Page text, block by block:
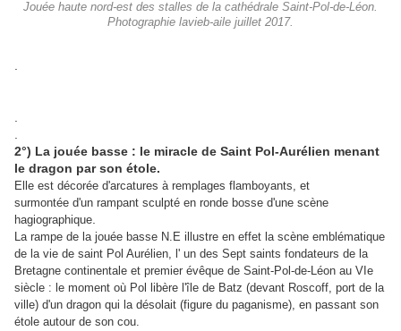
Jouée haute nord-est des stalles de la cathédrale Saint-Pol-de-Léon.
Photographie lavieb-aile juillet 2017.
.
.
.
2°) La jouée basse : le miracle de Saint Pol-Aurélien menant
le dragon par son étole.
Elle est décorée d'arcatures à remplages flamboyants, et
surmontée d'un rampant sculpté en ronde bosse d'une scène
hagiographique.
La rampe de la jouée basse N.E illustre en effet la scène emblématique
de la vie de saint Pol Aurélien, l' un des Sept saints fondateurs de la
Bretagne continentale et premier évêque de Saint-Pol-de-Léon au VIe
siècle : le moment où Pol libère l'île de Batz (devant Roscoff, port de la
ville) d'un dragon qui la désolait (figure du paganisme), en passant son
étole autour de son cou.